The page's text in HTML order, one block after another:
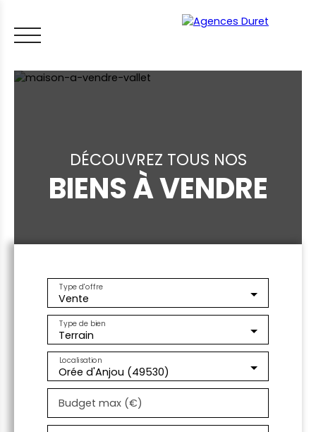
ACHETER VENDRE LOUER FAIRE GÉRER
LES CONSEILS IMMO ESTIMER MON BIEN
DÉCOUVREZ TOUS NOS
BIENS À VENDRE
Vente
Type d'offre
Terrain
Type de bien
Orée d'Anjou (49530)
Localisation
Budget max (€)